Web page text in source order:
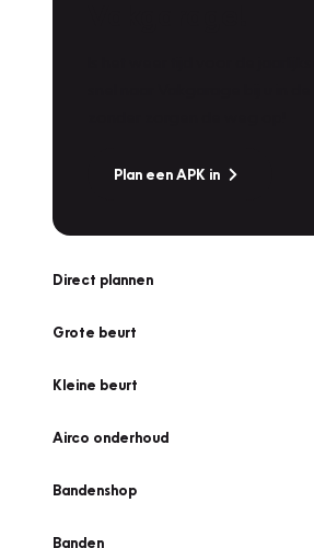
Plan een APK in
Direct plannen
Grote beurt
Kleine beurt
Airco onderhoud
Bandenshop
Banden